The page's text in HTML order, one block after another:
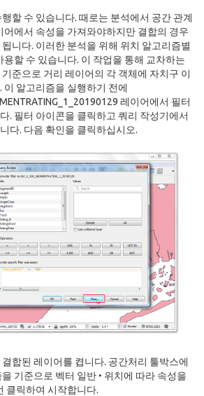
할 수 있습니다. 때로는 분석에서 공간 관계
어에서 속성을 가져와야하지만 결합의 경우
니다. 이러한 분석을 위해 위치 알고리즘별
용할 수 있습니다. 이 작업을 통해 교차하는
준으로 거리 레이어의 각 객체에 자치구 이
이 알고리즘을 실행하기 전에
레이어에서 필터
. 필터 아이콘을 클릭하고 쿼리 작성기에서
다. 다음 확인을 클릭하십시오.
합된 레이어를 켭니다. 공간처리 툴박스에
기준으로 벡터 일반 ‣ 위치에 따라 속성을
클릭하여 시작합니다.